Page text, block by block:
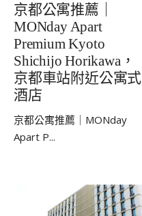
京都公寓推薦｜
MONday Apart
Premium Kyoto
Shichijo Horikawa，
京都車站附近公寓式
酒店
京都公寓推薦｜MONday
Apart P...